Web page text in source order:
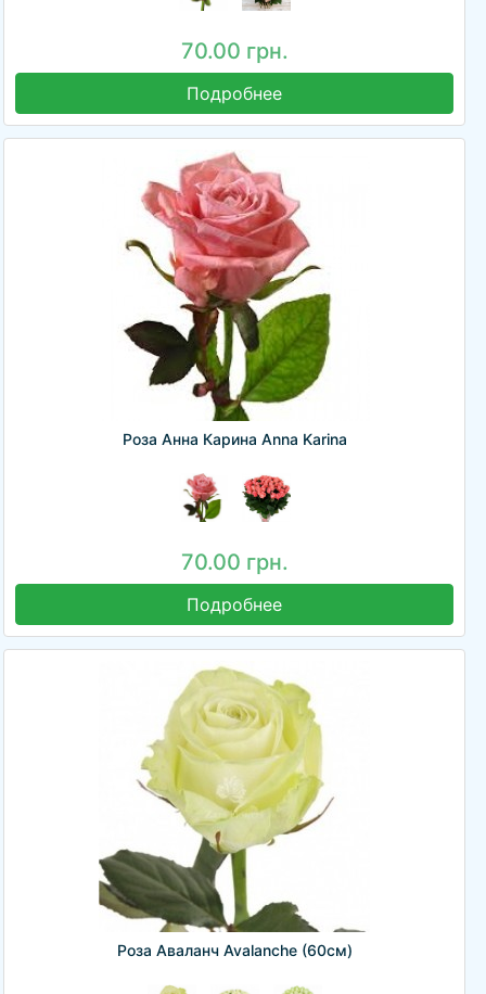
70.00 грн.
Подробнее
Роза Анна Карина Anna Karina
70.00 грн.
Подробнее
Роза Аваланч Avalanche (60см)